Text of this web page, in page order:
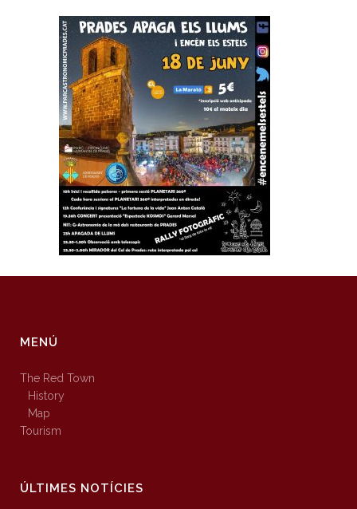
MENÚ
The Red Town
History
Map
Tourism
ÚLTIMES NOTÍCIES